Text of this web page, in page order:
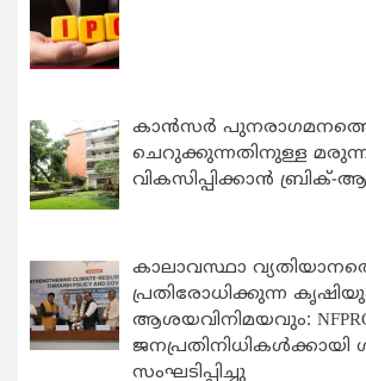
കാന്‍സര്‍
ചെറുക്കുന്നതിനുള്ള
വികസിപ്പിക്കാന്‍ ബ്രിക്-
കാലാവസ്ഥാ
പ്രതിരോധിക്കുന്ന
ആശയവിനിമയവും:
ജനപ്രതിനിധികൾക്കായി
സംഘടിപ്പിച്ചു